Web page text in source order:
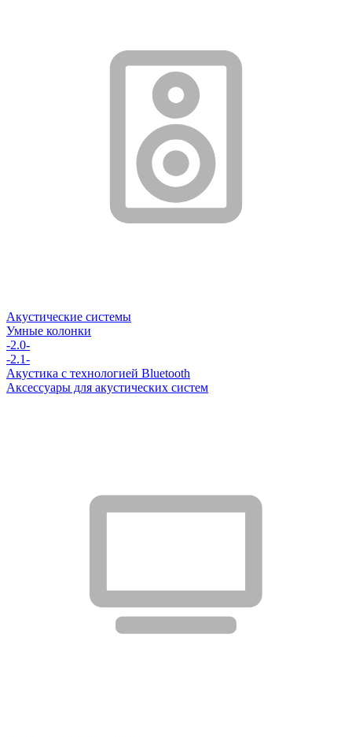
Акустические системы
Умные колонки
-2.0-
-2.1-
Акустика с технологией Bluetooth
Аксессуары для акустических систем